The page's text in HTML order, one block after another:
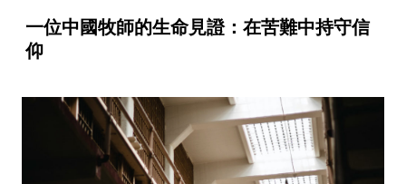
一位中國牧師的生命見證：在苦難中持守信
仰